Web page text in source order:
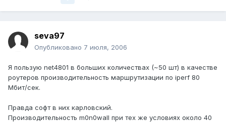
seva97
Опубликовано 7 июля, 2006
Я пользую net4801 в больших количествах (~50 шт) в качестве
роутеров производительность маршрутизации по iperf 80
Мбит/сек.
Правда софт в них карловский.
Производительность m0n0wall при тех же условиях около 40